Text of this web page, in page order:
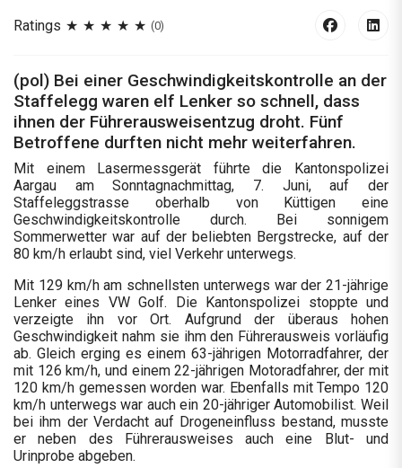
Ratings (0)
(pol) Bei einer Geschwindigkeitskontrolle an der
Staffelegg waren elf Lenker so schnell, dass
ihnen der Führerausweisentzug droht. Fünf
Betroffene durften nicht mehr weiterfahren.
Mit einem Lasermessgerät führte die Kantonspolizei
Aargau am Sonntagnachmittag, 7. Juni, auf der
Staffeleggstrasse oberhalb von Küttigen eine
Geschwindigkeitskontrolle durch. Bei sonnigem
Sommerwetter war auf der beliebten Bergstrecke, auf der
80 km/h erlaubt sind, viel Verkehr unterwegs.
Mit 129 km/h am schnellsten unterwegs war der 21-jährige
Lenker eines VW Golf. Die Kantonspolizei stoppte und
verzeigte ihn vor Ort. Aufgrund der überaus hohen
Geschwindigkeit nahm sie ihm den Führerausweis vorläufig
ab. Gleich erging es einem 63-jährigen Motorradfahrer, der
mit 126 km/h, und einem 22-jährigen Motoradfahrer, der mit
120 km/h gemessen worden war. Ebenfalls mit Tempo 120
km/h unterwegs war auch ein 20-jähriger Automobilist. Weil
bei ihm der Verdacht auf Drogeneinfluss bestand, musste
er neben des Führerausweises auch eine Blut- und
Urinprobe abgeben.